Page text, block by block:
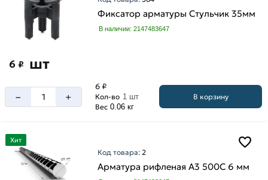
Фиксатор арматуры Стульчик 35мм
В наличии: 2147483647
6 ₽ шт
– +
6 ₽
Кол-во 1 шт
Вес 0.06 кг
В корзину
Хит
Код товара: 2
Арматура рифленая А3 500С 6 мм